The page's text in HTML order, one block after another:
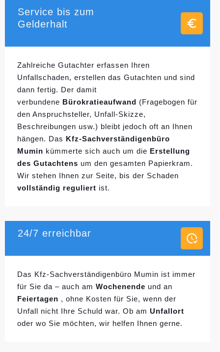
Service bis zum
Gelderhalt
Zahlreiche Gutachter erfassen Ihren
Unfallschaden, erstellen das Gutachten und sind
dann fertig. Der damit
verbundene Bürokratieaufwand (Fragebogen für
den Anspruchsteller, Unfall-Skizze,
Beschreibungen usw.) bleibt jedoch oft an Ihnen
hängen. Das Kfz-Sachverständigenbüro
Mumin kümmerte sich auch um die Erstellung
des Gutachtens um den gesamten Papierkram.
Wir stehen Ihnen zur Seite, bis der Schaden
vollständig reguliert ist.
24/7 erreichbar
Das Kfz-Sachverständigenbüro Mumin ist immer
für Sie da – auch am Wochenende und an
Feiertagen , ohne Kosten für Sie, wenn der
Unfall nicht Ihre Schuld war. Ob am Unfallort
oder wo Sie möchten, wir helfen Ihnen gerne.